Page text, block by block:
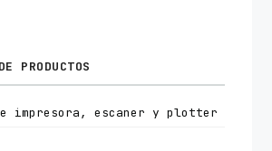
PRODUCTOS
impresora, escaner y plotter